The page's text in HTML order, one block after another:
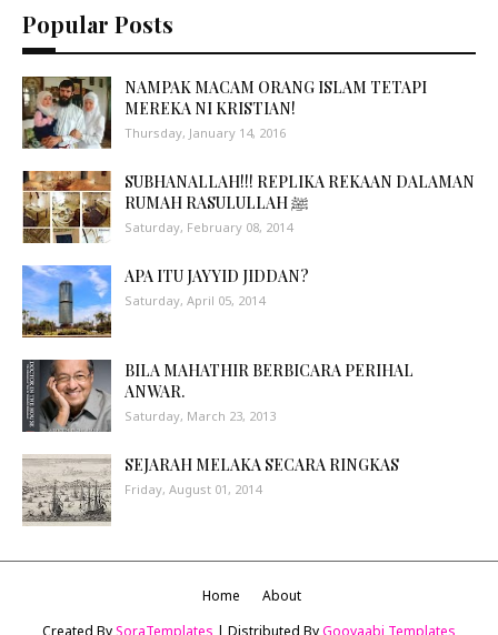
Popular Posts
NAMPAK MACAM ORANG ISLAM TETAPI
MEREKA NI KRISTIAN!
Thursday, January 14, 2016
SUBHANALLAH!!! REPLIKA REKAAN DALAMAN
RUMAH RASULULLAH ﷺ
Saturday, February 08, 2014
APA ITU JAYYID JIDDAN?
Saturday, April 05, 2014
BILA MAHATHIR BERBICARA PERIHAL
ANWAR.
Saturday, March 23, 2013
SEJARAH MELAKA SECARA RINGKAS
Friday, August 01, 2014
Home
About
Created BySoraTemplates | Distributed ByGooyaabi Templates